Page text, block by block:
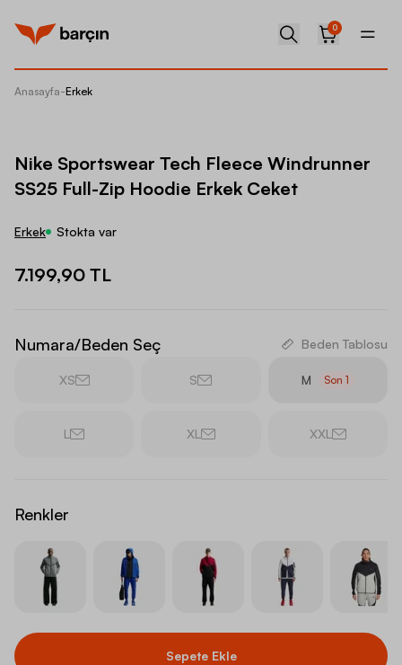
0
Anasayfa-Erkek
Nike Sportswear Tech Fleece Windrunner
SS25 Full-Zip Hoodie Erkek Ceket
Erkek Stokta var
7.199,90 TL
Numara/Beden Seç Beden Tablosu
XS S M Son 1
L XL XXL
Renkler
Sepete Ekle